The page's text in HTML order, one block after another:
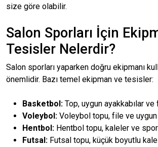
size göre olabilir.
Salon Sporları İçin
Tesisler Nelerdir?
Salon sporları yaparken doğru ekipmanı
önemlidir. Bazı temel ekipman ve tesisler:
Basketbol: Top, uygun ayakkabılar
Voleybol: Voleybol topu, file ve uygun
Hentbol: Hentbol topu, kaleler ve
Futsal: Futsal topu, küçük boyutlu